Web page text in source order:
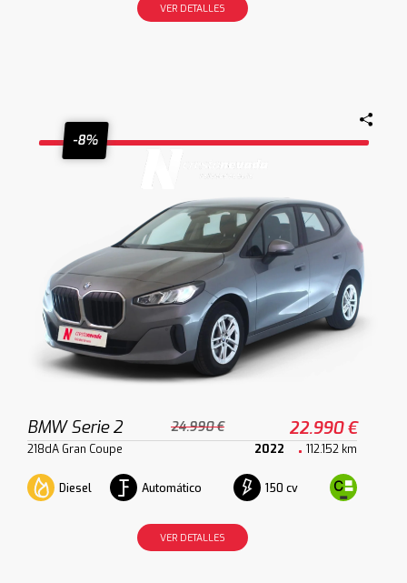
VER DETALLES
-8%
BMW Serie 2 24.990 € 22.990 €
218dA Gran Coupe 2022 112.152 km
Diesel Automático 150 cv
VER DETALLES